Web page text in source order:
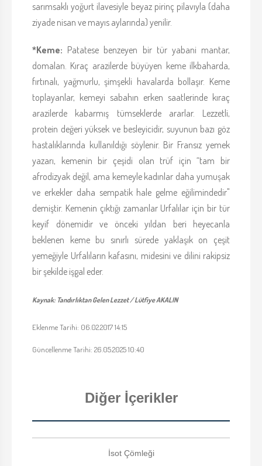
sarımsaklı yoğurt ilavesiyle beyaz pirinç pilavıyla (daha
ziyade nisan ve mayıs aylarında) yenilir.
*Keme: Patatese benzeyen bir tür yabani mantar,
domalan. Kıraç arazilerde büyüyen keme ilkbaharda,
fırtınalı, yağmurlu, şimşekli havalarda bollaşır. Keme
toplayanlar, kemeyi sabahın erken saatlerinde kıraç
arazilerde kabarmış tümseklerde ararlar. Lezzetli,
protein değeri yüksek ve besleyicidir, suyunun bazı göz
hastalıklarında kullanıldığı söylenir. Bir Fransız yemek
yazarı, kemenin bir çeşidi olan trüf için “tam bir
afrodizyak değil, ama kemeyle kadınlar daha yumuşak
ve erkekler daha sempatik hale gelme eğilimindedir"
demiştir. Kemenin çıktığı zamanlar Urfalılar için bir tür
keyif dönemidir ve önceki yıldan beri heyecanla
beklenen keme bu sınırlı sürede yaklaşık on çeşit
yemeğiyle Urfalıların kafasını, midesini ve dilini rakipsiz
bir şekilde işgal eder.
Kaynak: Tandırlıktan Gelen Lezzet / Lütfiye AKALIN
Eklenme Tarihi: 06.02.2017 14:15
Güncellenme Tarihi: 26.05.2025 10:40
Diğer İçerikler
İsot Çömleği